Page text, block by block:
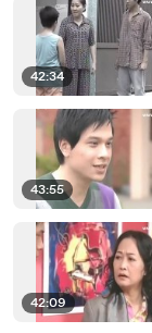
42:34
43:55
42:09